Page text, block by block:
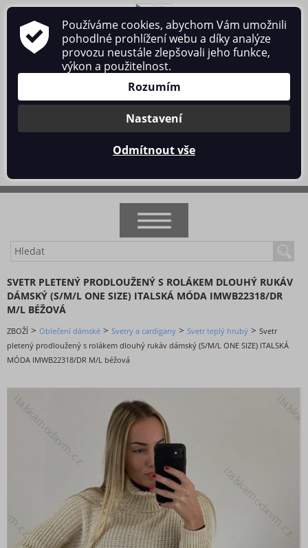
O nás Obchodní podmínky
Ochrana osobních údajů
Kontakt
Přihlásit se/Registrace
NOVINKY
AKCE
DOPORUČENÉ
BESTSELLERY
BLACK FRIDAY slevy až -80%
Oblečení dámské
Bundy, kabáty,vesty a saka
Kalhoty a džíny
Košile a halenky
Kraťasy a šortky
Mikiny a cardigany
Noční prádlo
Soupravy a overaly
Spodní a punčochové prádlo
SVETR PLETENÝ PRODLOUŽENÝ S ROLÁKEM DLOUHÝ RUKÁV
DÁMSKÝ (S/M/L ONE SIZE) ITALSKÁ MÓDA IMWB22318/DR
M/L BÉŽOVÁ
ZBOŽÍ > Oblečení dámské > Svetry a cardigany > Svetr teplý hrubý > Svetr
pletený prodloužený s rolákem dlouhý rukáv dámský (S/M/L ONE SIZE) ITALSKÁ
MÓDA IMWB22318/DR M/L béžová
Používáme cookies, abychom Vám umožnili
pohodlné prohlížení webu a díky analýze
provozu neustále zlepšovali jeho funkce,
výkon a použitelnost.
Rozumím
Nastavení
Odmítnout vše